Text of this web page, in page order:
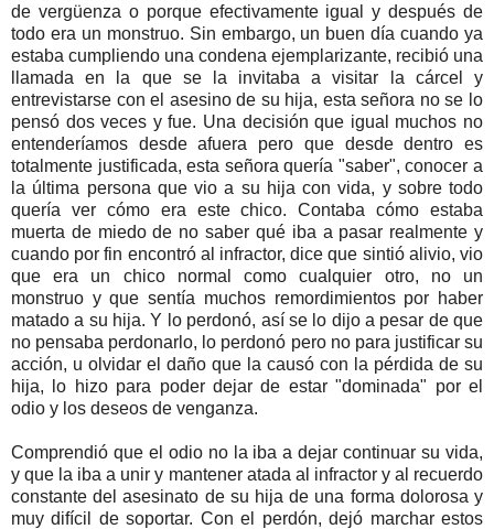
de vergüenza o porque efectivamente igual y después de
todo era un monstruo. Sin embargo, un buen día cuando ya
estaba cumpliendo una condena ejemplarizante, recibió una
llamada en la que se la invitaba a visitar la cárcel y
entrevistarse con el asesino de su hija, esta señora no se lo
pensó dos veces y fue. Una decisión que igual muchos no
entenderíamos desde afuera pero que desde dentro es
totalmente justificada, esta señora quería "saber", conocer a
la última persona que vio a su hija con vida, y sobre todo
quería ver cómo era este chico. Contaba cómo estaba
muerta de miedo de no saber qué iba a pasar realmente y
cuando por fin encontró al infractor, dice que sintió alivio, vio
que era un chico normal como cualquier otro, no un
monstruo y que sentía muchos remordimientos por haber
matado a su hija. Y lo perdonó, así se lo dijo a pesar de que
no pensaba perdonarlo, lo perdonó pero no para justificar su
acción, u olvidar el daño que la causó con la pérdida de su
hija, lo hizo para poder dejar de estar "dominada" por el
odio y los deseos de venganza.
Comprendió que el odio no la iba a dejar continuar su vida,
y que la iba a unir y mantener atada al infractor y al recuerdo
constante del asesinato de su hija de una forma dolorosa y
muy difícil de soportar. Con el perdón, dejó marchar estos